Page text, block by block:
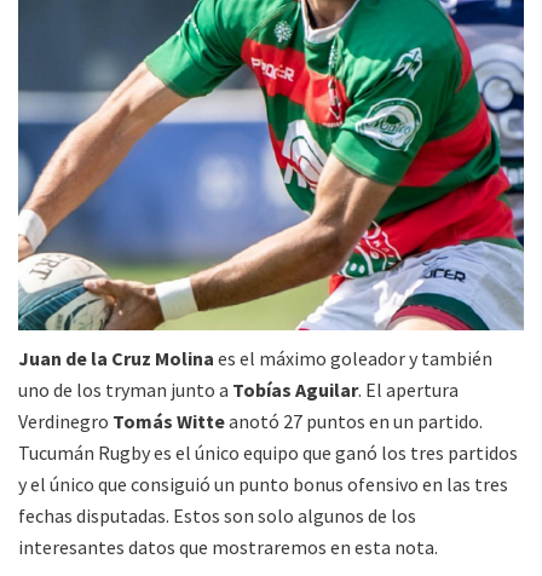
Juan de la Cruz Molina es el máximo goleador y también
uno de los tryman junto a Tobías Aguilar. El apertura
Verdinegro Tomás Witteanotó 27 puntos en un partido.
Tucumán Rugby es el único equipo que ganó los tres partidos
y el único que consiguió un punto bonus ofensivo en las tres
fechas disputadas. Estos son solo algunos de los
interesantes datos que mostraremos en esta nota.